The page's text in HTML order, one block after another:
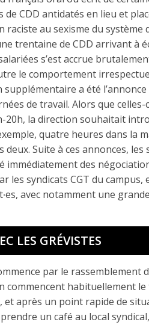
CDD antidatés en lieu et
au sexisme du système
trentaine de CDD arrivant à
s’est accrue
le comportement
a été
de travail. Alors que
20h, la direction souhaitait
quatre heures dans la
Suite à ces annonces,
immédiatement des
les syndicats CGT du
avec notamment une
LES GRÉVISTES
par le rassemblement
commencent habituellement
après un point rapide de
un café au local